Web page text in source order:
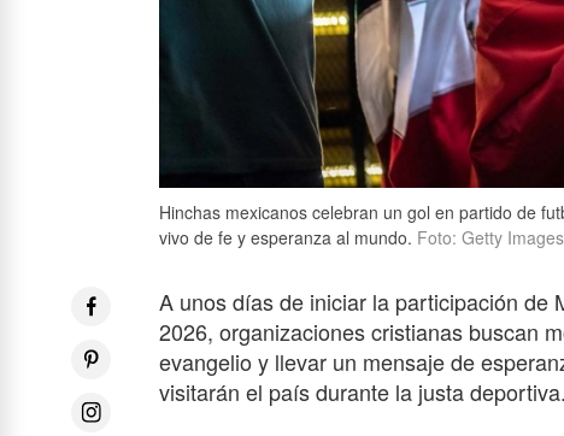
Hinchas mexicanos celebran un gol en partido de
vivo de fe y esperanza al mundo. Foto: Getty Images
A unos días de iniciar la participación de
2026, organizaciones cristianas buscan
evangelio y llevar un mensaje de
visitarán el país durante la justa deportiva.